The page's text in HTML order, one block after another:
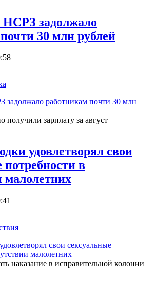
НСРЗ задолжало
30 млн рублей
зарплату за август
удовлетворял свои
потребности в
малолетних
наказание в исправительной колонии